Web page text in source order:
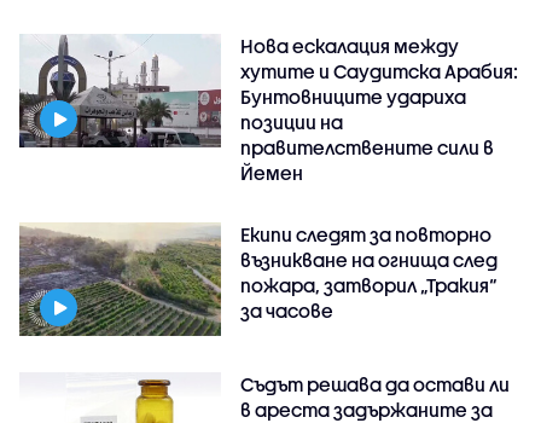
Нова ескалация между
хутите и Саудитска Арабия:
Бунтовниците удариха
позиции на
правителствените сили в
Йемен
Екипи следят за повторно
възникване на огнища след
пожара, затворил „Тракия“
за часове
Съдът решава да остави ли
в ареста задържаните за